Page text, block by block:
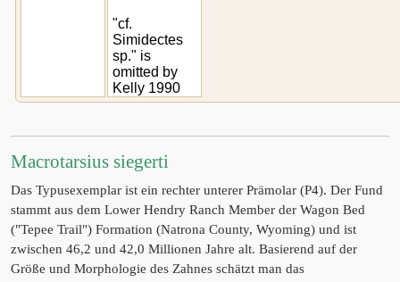
"cf.
Simidectes
sp." is
omitted by
Kelly 1990
Macrotarsius siegerti
Das Typusexemplar ist ein rechter unterer Prämolar (P4). Der Fund
stammt aus dem Lower Hendry Ranch Member der Wagon Bed
("Tepee Trail") Formation (Natrona County, Wyoming) und ist
zwischen 46,2 und 42,0 Millionen Jahre alt. Basierend auf der
Größe und Morphologie des Zahnes schätzt man das